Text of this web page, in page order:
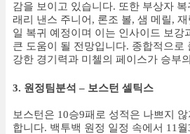
감을 보이고 있습니다. 또한 부상자
래리 낸스 주니어, 론조 볼, 샘 메릴,
일 복귀 예정이며 이는 인사이드 보강
큰 도움이 될 전망입니다. 종합적으로
강한 경기력과 미첼의 페이스가 승부
3. 원정팀분석 – 보스턴 셀틱스
보스턴은 10승9패로 성적은 나쁘지
합니다. 백투백 원정 일정 속에서 11